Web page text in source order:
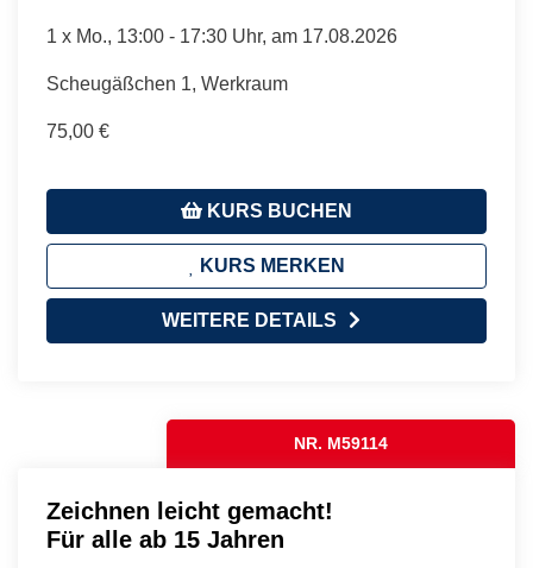
1 x Mo., 13:00 - 17:30 Uhr, am 17.08.2026
Scheugäßchen 1, Werkraum
75,00 €
KURS BUCHEN
KURS MERKEN
WEITERE DETAILS
NR. M59114
Zeichnen leicht gemacht!
Für alle ab 15 Jahren